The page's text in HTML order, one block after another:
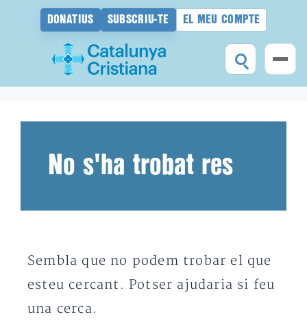
DONATIUS SUBSCRIU-TE EL MEU COMPTE
No s'ha trobat res
Sembla que no podem trobar el que
esteu cercant. Potser ajudaria si feu
una cerca.